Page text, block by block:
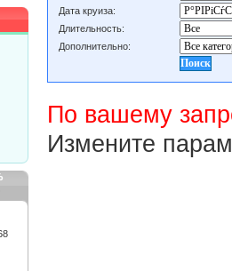
Дата круиза:
Длительность:
Дополнительно:
По вашему
Измените